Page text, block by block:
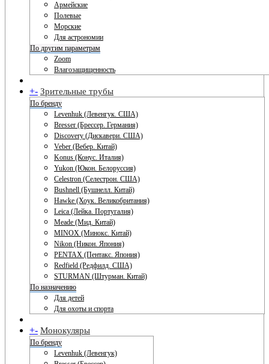
Армейские
Полевые
Морские
Для астрономии
По другим параметрам
Zoom
Влагозащищенность
+- Зрительные трубы
По бренду
Levenhuk (Левенгук. США)
Bresser (Брессер. Германия)
Discovery (Дискавери. США)
Veber (Вебер. Китай)
Konus (Конус. Италия)
Yukon (Юкон. Белоруссия)
Celestron (Селестрон. США)
Bushnell (Бушнелл. Китай)
Hawke (Хоук. Великобритания)
Leica (Лейка. Португалия)
Meade (Мид. Китай)
MINOX (Минокс. Китай)
Nikon (Никон. Япония)
PENTAX (Пентакс. Япония)
Redfield (Редфилд. США)
STURMAN (Штурман. Китай)
По назначению
Для детей
Для охоты и спорта
+- Монокуляры
По бренду
Levenhuk (Левенгук)